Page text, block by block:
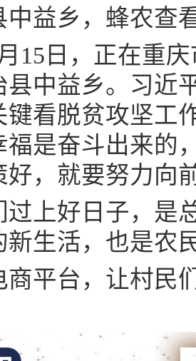
益乡，蜂农查
15日，正在重
县中益乡。习近
键看脱贫攻坚工
福是奋斗出来的
好，就要努力向
过上好日子，是
新生活，也是农
商平台，让村民